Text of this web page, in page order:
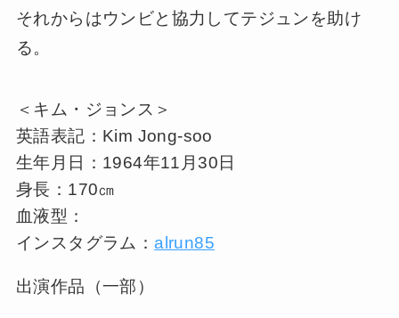
それからはウンビと協力してテジュンを助け
る。
＜キム・ジョンス＞
英語表記：Kim Jong-soo
生年月日：1964年11月30日
身長：170㎝
血液型：
インスタグラム：alrun85
出演作品（一部）